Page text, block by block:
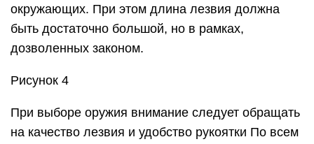
окружающих. При этом длина лезвия должна
быть достаточно большой, но в рамках,
дозволенных законом.
Рисунок 4
При выборе оружия внимание следует обращать
на качество лезвия и удобство рукоятки По всем